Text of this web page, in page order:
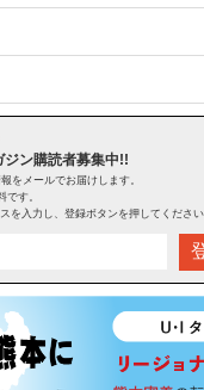
ジン購読者募集中!!
をメールでお届けします。
です。
を入力し、登録ボタンを押してください